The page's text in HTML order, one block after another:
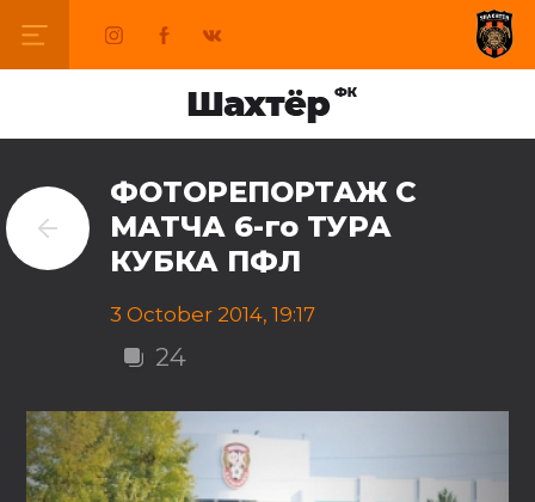
ФОТОРЕПОРТАЖ С
МАТЧА 6-го ТУРА
КУБКА ПФЛ
3 October 2014, 19:17
24